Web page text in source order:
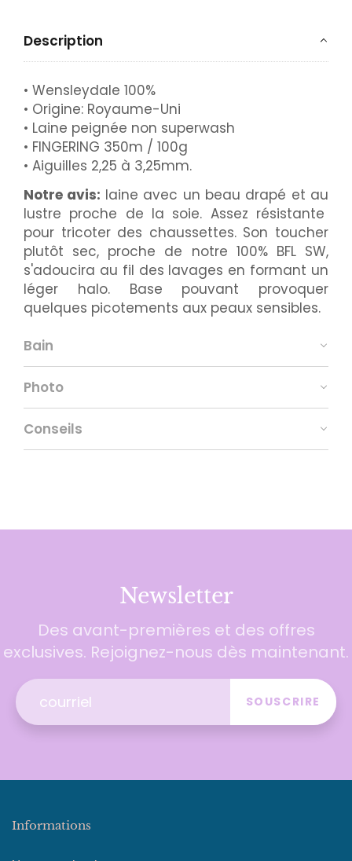
Description
• Wensleydale 100%
• Origine: Royaume-Uni
• Laine peignée non superwash
• FINGERING 350m / 100g
• Aiguilles 2,25 à 3,25mm.
Notre avis: laine avec un beau drapé et au
lustre proche de la soie. Assez résistante
pour tricoter des chaussettes. Son toucher
plutôt sec, proche de notre 100% BFL SW,
s'adoucira au fil des lavages en formant un
léger halo. Base pouvant provoquer
quelques picotements aux peaux sensibles.
Bain
Photo
Conseils
Newsletter
Des avant-premières et des offres
exclusives. Rejoignez-nous dès maintenant.
SOUSCRIRE
Informations